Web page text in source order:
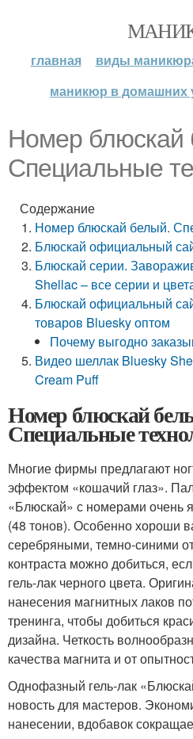
главная виды
маникюр в домашних
Номер блюскай
Специальные
Содержание
Номер блюскай белый.
Блюскай официальный
Блюскай серии.
Shellac – все серии и
Блюскай официальный
товаров Bluesky оптом
Почему выгодно
Видео шеллак Bluesky
Cream Puff
Номер блюскай
Специальные
Многие фирмы предлагают
эффектом «кошачий глаз».
«Блюскай» с номерами очень
(48 тонов). Особенно хороши
серебряными, темно-синими
контраста можно добиться,
гель-лак черного цвета.
нанесения магнитных лаков
тренинга, чтобы добиться
дизайна. Четкость
качества магнита и от
Однофазный гель-лак
новость для мастеров.
нанесении, вдобавок